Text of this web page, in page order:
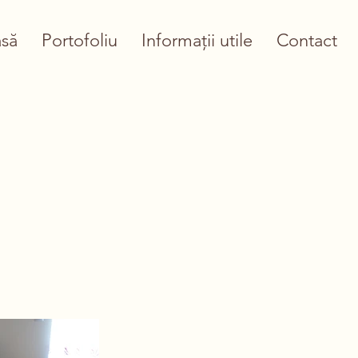
Portofoliu Informații utile Contact